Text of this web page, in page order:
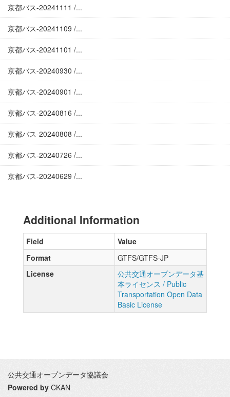
京都バス-20241111 /...
京都バス-20241109 /...
京都バス-20241101 /...
京都バス-20240930 /...
京都バス-20240901 /...
京都バス-20240816 /...
京都バス-20240808 /...
京都バス-20240726 /...
京都バス-20240629 /...
Additional Information
Field
Value
Format
GTFS/GTFS-JP
License
公共交通オープンデータ基
本ライセンス / Public
Transportation Open Data
Basic License
公共交通オープンデータ協議会
Powered by CKAN